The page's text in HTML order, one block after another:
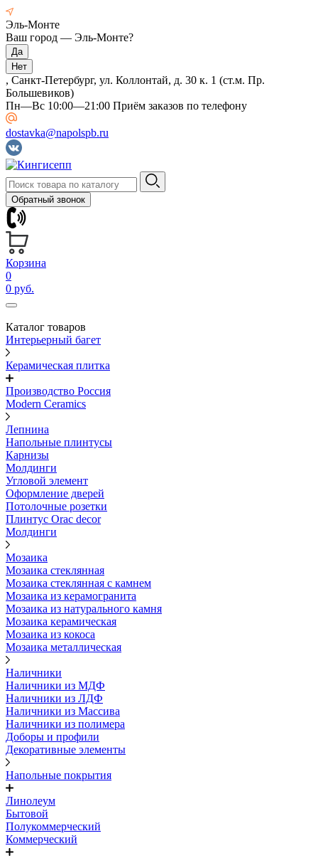
Эль-Монте
Ваш город — Эль-Монте?
, Санкт-Петербург, ул. Коллонтай, д. 30 к. 1 (ст.м. Пр.
Большевиков)
Пн—Вс 10:00—21:00 Приём заказов по телефону
dostavka@napolspb.ru
Обратный звонок
Корзина
0
0 руб.
Каталог товаров
Интерьерный багет
Керамическая плитка
Производство Россия
Modern Ceramics
Лепнина
Напольные плинтусы
Карнизы
Молдинги
Угловой элемент
Оформление дверей
Потолочные розетки
Плинтус Orac decor
Молдинги
Мозаика
Мозаика стеклянная
Мозаика стеклянная с камнем
Мозаика из керамогранита
Мозаика из натурального камня
Мозаика керамическая
Мозаика из кокоса
Мозаика металлическая
Наличники
Наличники из МДФ
Наличники из ЛДФ
Наличники из Массива
Наличники из полимера
Доборы и профили
Декоративные элементы
Напольные покрытия
Линолеум
Бытовой
Полукоммерческий
Коммерческий